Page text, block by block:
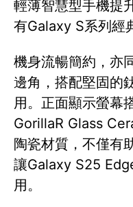
輕薄智慧型手機提
有Galaxy S系列經
機身流暢簡約，亦
邊角，搭配堅固的
用。正面顯示螢幕
GorillaR Glass
陶瓷材質，不僅有
讓Galaxy S25
用。